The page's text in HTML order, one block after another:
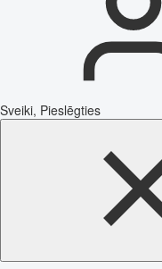
Sveiki, Pieslēgties